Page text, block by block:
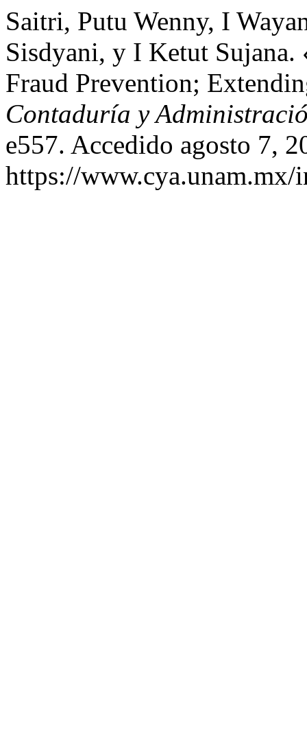
Saitri, Putu Wenny, I
Sisdyani, y I Ketut
Fraud Prevention;
Contaduría y
e557. Accedido agosto 7,
https://